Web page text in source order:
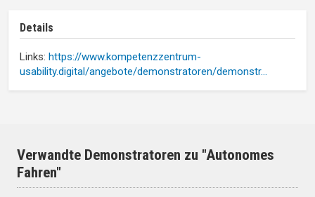
Details
Links: https://www.kompetenzzentrum-
usability.digital/angebote/demonstratoren/demonstr…
Verwandte Demonstratoren zu "Autonomes
Fahren"